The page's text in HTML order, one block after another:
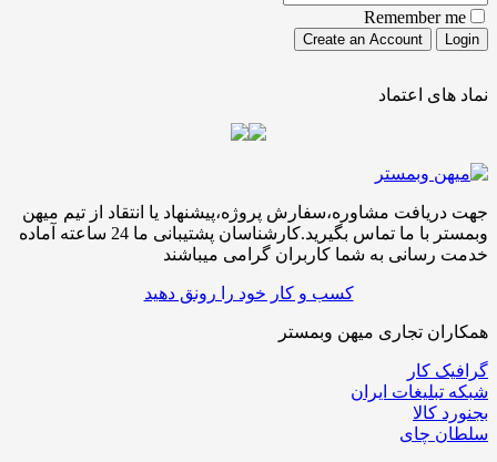
Remember me
نماد های اعتماد
جهت دریافت مشاوره،سفارش پروژه،پیشنهاد یا انتقاد از تیم میهن
وبمستر با ما تماس بگیرید.کارشناسان پشتیبانی ما 24 ساعته آماده
خدمت رسانی به شما کاربران گرامی میباشند
کسب و کار خود را رونق دهید
همکاران تجاری میهن وبمستر
گرافیک کار
شبکه تبلیغات ایران
بجنورد کالا
سلطان چای